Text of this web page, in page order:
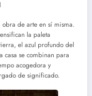
de arte en sí misma.
la paleta
el azul profundo del
casa se combinan para
acogedora y
de significado.